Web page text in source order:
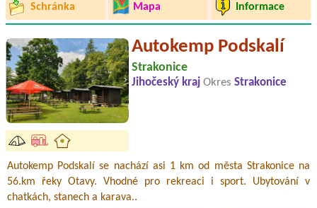
Schránka Mapa Informace
Autokemp Podskalí
Strakonice
Jihočeský kraj Okres Strakonice
Autokemp Podskalí se nachází asi 1 km od města Strakonice na
56.km řeky Otavy. Vhodné pro rekreaci i sport. Ubytování v
chatkách, stanech a karava..